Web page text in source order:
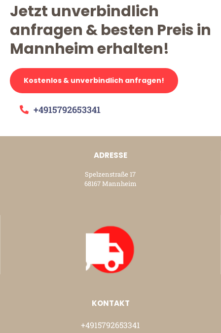
Jetzt unverbindlich
anfragen & besten Preis in
Mannheim erhalten!
Kostenlos & unverbindlich anfragen!
+4915792653341
ADRESSE
Spelzenstraße 17
68167 Mannheim
KONTAKT
+4915792653341